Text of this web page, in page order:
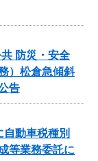
防災・安全
）松倉急傾斜
告
動車税種別
等業務委託に